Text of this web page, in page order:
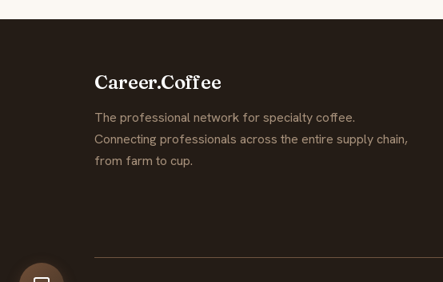
Career.Coffee
The professional network for specialty coffee.
Connecting professionals across the entire supply chain,
from farm to cup.